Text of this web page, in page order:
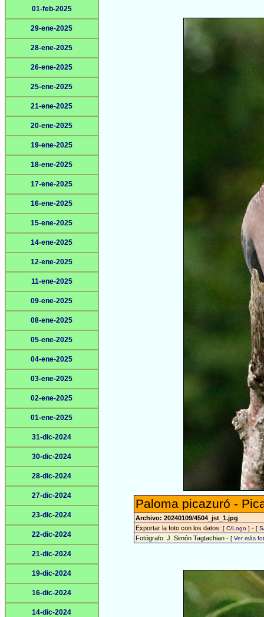
01-feb-2025
29-ene-2025
28-ene-2025
26-ene-2025
25-ene-2025
21-ene-2025
20-ene-2025
19-ene-2025
18-ene-2025
17-ene-2025
16-ene-2025
15-ene-2025
14-ene-2025
12-ene-2025
11-ene-2025
09-ene-2025
08-ene-2025
05-ene-2025
04-ene-2025
03-ene-2025
02-ene-2025
01-ene-2025
31-dic-2024
30-dic-2024
28-dic-2024
27-dic-2024
23-dic-2024
22-dic-2024
21-dic-2024
19-dic-2024
16-dic-2024
14-dic-2024
Paloma picazuró -
Archivo: 20240109/4504_jst_1.jpg
Exportar la foto con los datos: [ C/Logo ] - [
Fotógrafo: J. Simón Tagtachian - [ Ver más